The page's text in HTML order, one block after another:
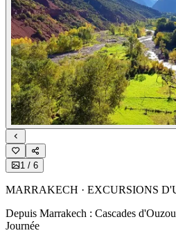
1 / 6
MARRAKECH · EXCURSIONS
Depuis Marrakech : Cascades
Journée